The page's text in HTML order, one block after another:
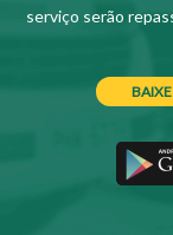
serviço serão